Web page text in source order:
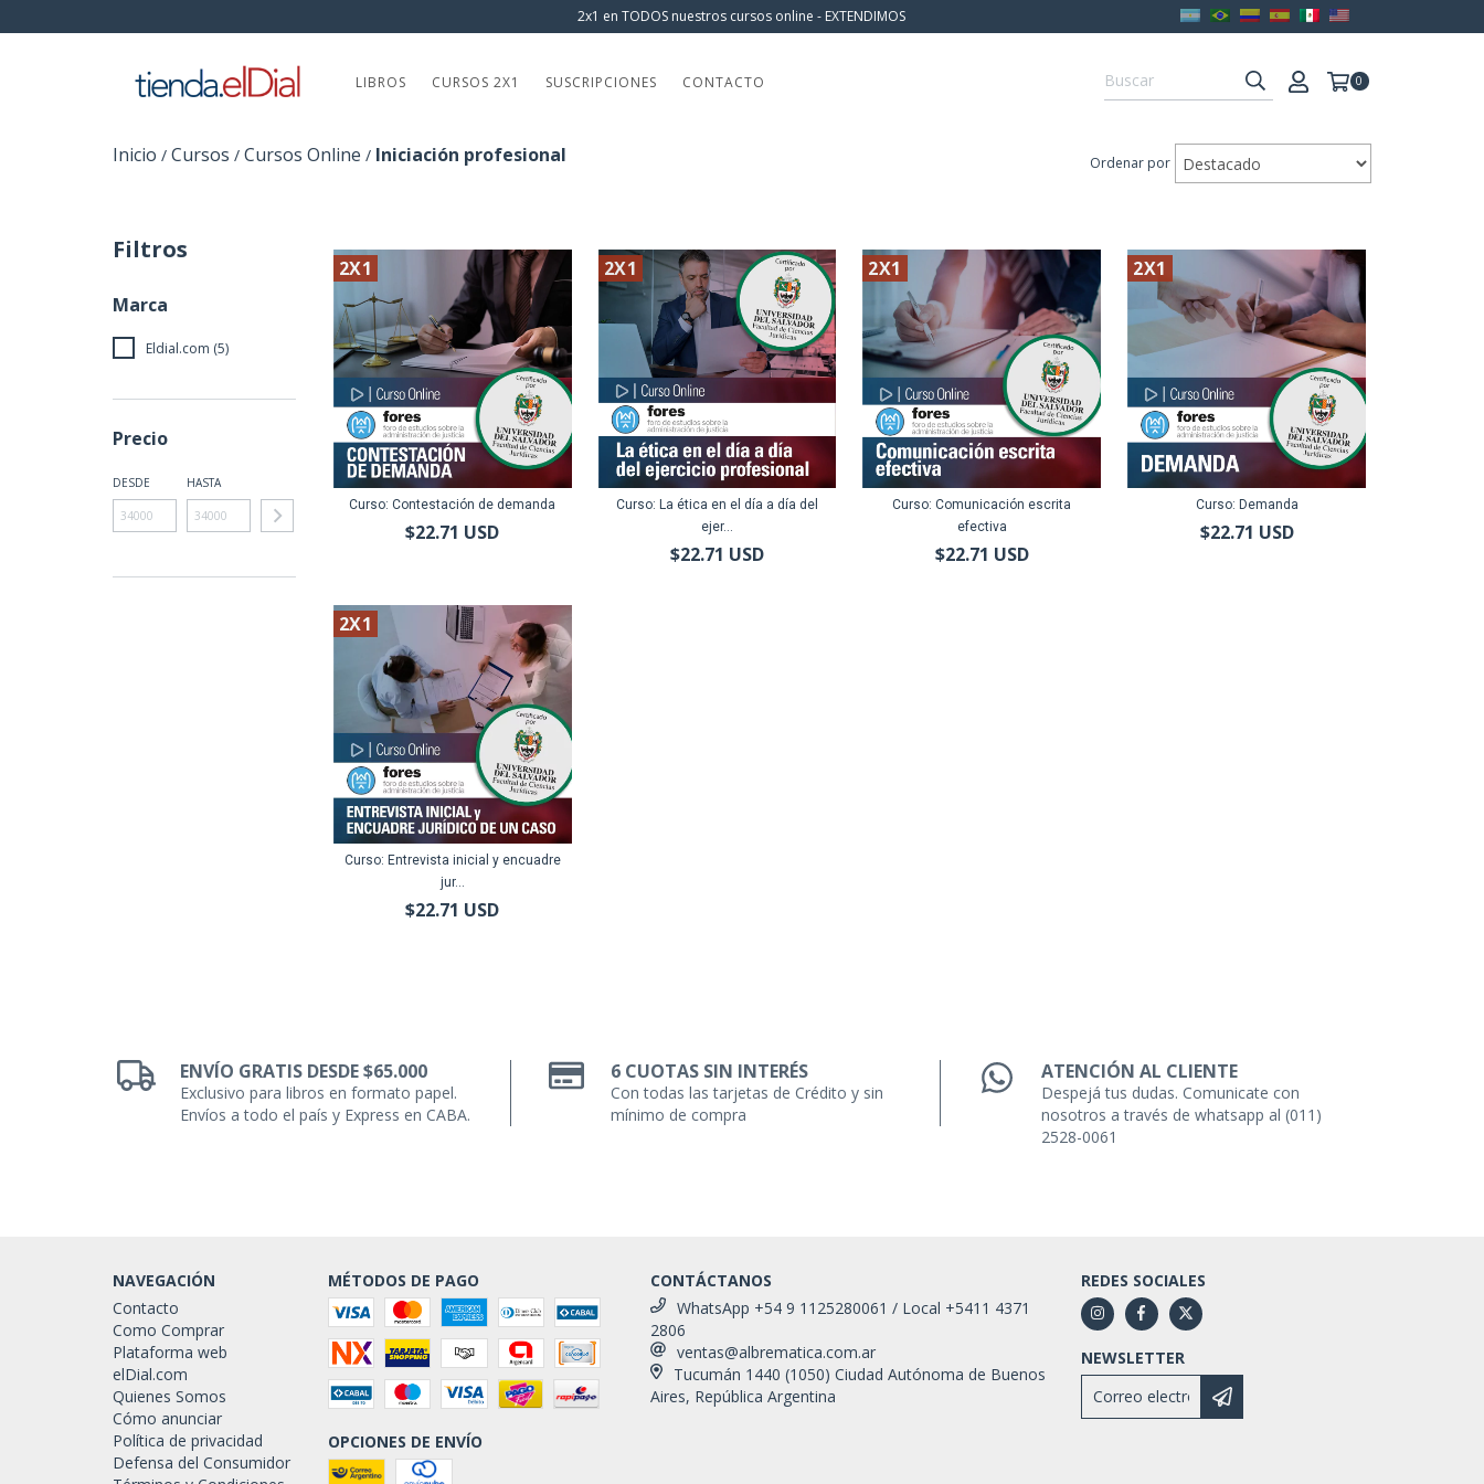
2x1 en TODOS nuestros cursos online - EXTENDIMOS
LIBROS CURSOS 2X1 SUSCRIPCIONES CONTACTO 0
Inicio / Cursos / Cursos Online / Iniciación profesional Ordenar por
Filtros
Marca
Eldial.com (5)
Precio
DESDE HASTA
2X1
Curso: Contestación de demanda
$22.71 USD
2X1
Curso: La ética en el día a día del
ejer...
$22.71 USD
2X1
Curso: Comunicación escrita
efectiva
$22.71 USD
2X1
Curso: Demanda
$22.71 USD
2X1
Curso: Entrevista inicial y encuadre
jur...
$22.71 USD
ENVÍO GRATIS DESDE $65.000
Exclusivo para libros en formato papel.
Envíos a todo el país y Express en CABA.
6 CUOTAS SIN INTERÉS
Con todas las tarjetas de Crédito y sin
mínimo de compra
ATENCIÓN AL CLIENTE
Despejá tus dudas. Comunicate con
nosotros a través de whatsapp al (011)
2528-0061
NAVEGACIÓN
Contacto
Como Comprar
Plataforma web
elDial.com
Quienes Somos
Cómo anunciar
Política de privacidad
Defensa del Consumidor
MÉTODOS DE PAGO
OPCIONES DE ENVÍO
CONTÁCTANOS
WhatsApp +54 9 1125280061 / Local +5411 4371
2806
ventas@albrematica.com.ar
Tucumán 1440 (1050) Ciudad Autónoma de Buenos
Aires, República Argentina
REDES SOCIALES
NEWSLETTER